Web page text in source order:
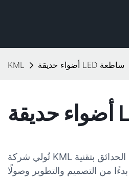
KML أضواء حديقة LED ساطعة
تُولي شركة KML أهمية قصوى لجودة مصابيح الحدائق بتقنية LED الساطعة وما شابهها من المنتجات.
من التصميم والتطوير وصولًا